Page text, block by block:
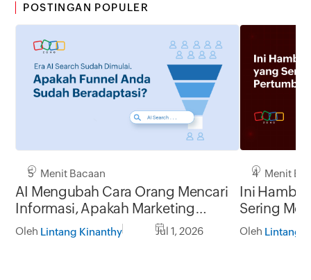
POSTINGAN POPULER
5 Menit Bacaan
AI Mengubah Cara Orang Mencari
Informasi, Apakah Marketing
Funnel Anda Masih Relevan?
Oleh Lintang Kinanthy Jul 1, 2026
4 Menit
Ini
Sering
Oleh Lintang